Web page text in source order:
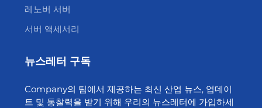
레노버 서버
서버 액세서리
뉴스레터 구독
Company의 팀에서 제공하는 최신 산업 뉴스, 업데이
트 및 통찰력을 받기 위해 우리의 뉴스레터에 가입하세